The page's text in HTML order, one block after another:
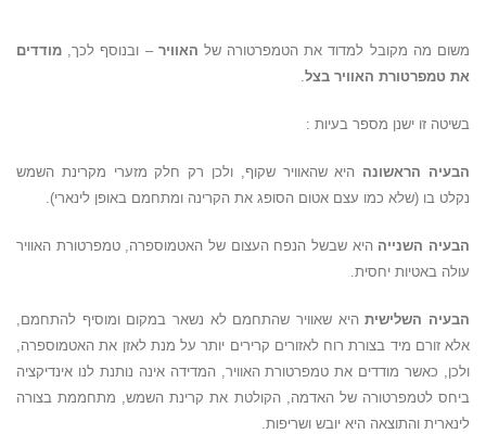
משום מה מקובל למדוד את הטמפרטורה של האוויר – ובנוסף לכך, מודדים
את טמפרטורת האוויר בצל.
בשיטה זו ישנן מספר בעיות :
הבעיה הראשונה היא שהאוויר שקוף, ולכן רק חלק מזערי מקרינת השמש
נקלט בו (שלא כמו עצם אטום הסופג את הקרינה ומתחמם באופן לינארי).
הבעיה השנייה היא שבשל הנפח העצום של האטמוספרה, טמפרטורת האוויר
עולה באטיות יחסית.
הבעיה השלישיתהיא שאוויר שהתחמם לא נשאר במקום ומוסיף להתחמם,
אלא זורם מיד בצורת רוח לאזורים קרירים יותר על מנת לאזן את האטמוספרה,
ולכן, כאשר מודדים את טמפרטורת האוויר, המדידה אינה נותנת לנו אינדיקציה
ביחס לטמפרטורה של האדמה, הקולטת את קרינת השמש, מתחממת בצורה
לינארית והתוצאה היא יובש ושריפות.